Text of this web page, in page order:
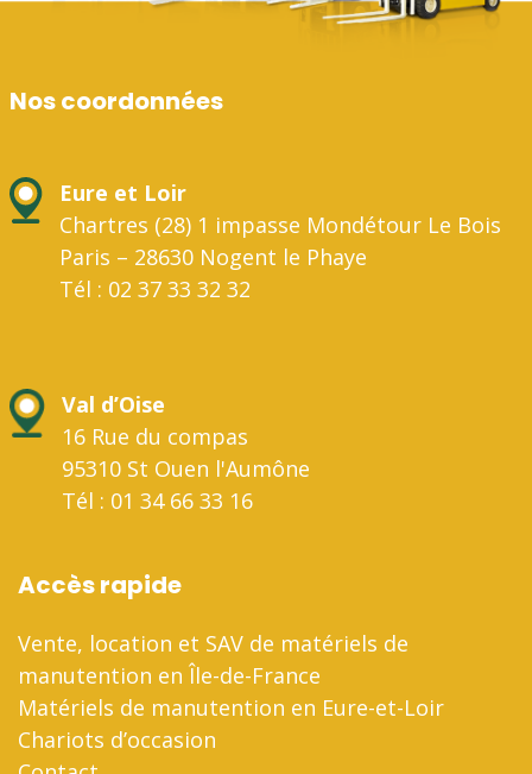
Nos coordonnées
Eure et Loir
Chartres (28) 1 impasse Mondétour Le Bois
Paris – 28630 Nogent le Phaye
Tél : 02 37 33 32 32
Val d’Oise
16 Rue du compas
95310 St Ouen l'Aumône
Tél : 01 34 66 33 16
Accès rapide
Vente, location et SAV de matériels de
manutention en Île-de-France
Matériels de manutention en Eure-et-Loir
Chariots d’occasion